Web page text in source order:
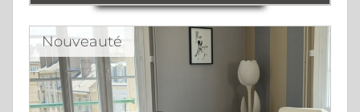
Nouveauté